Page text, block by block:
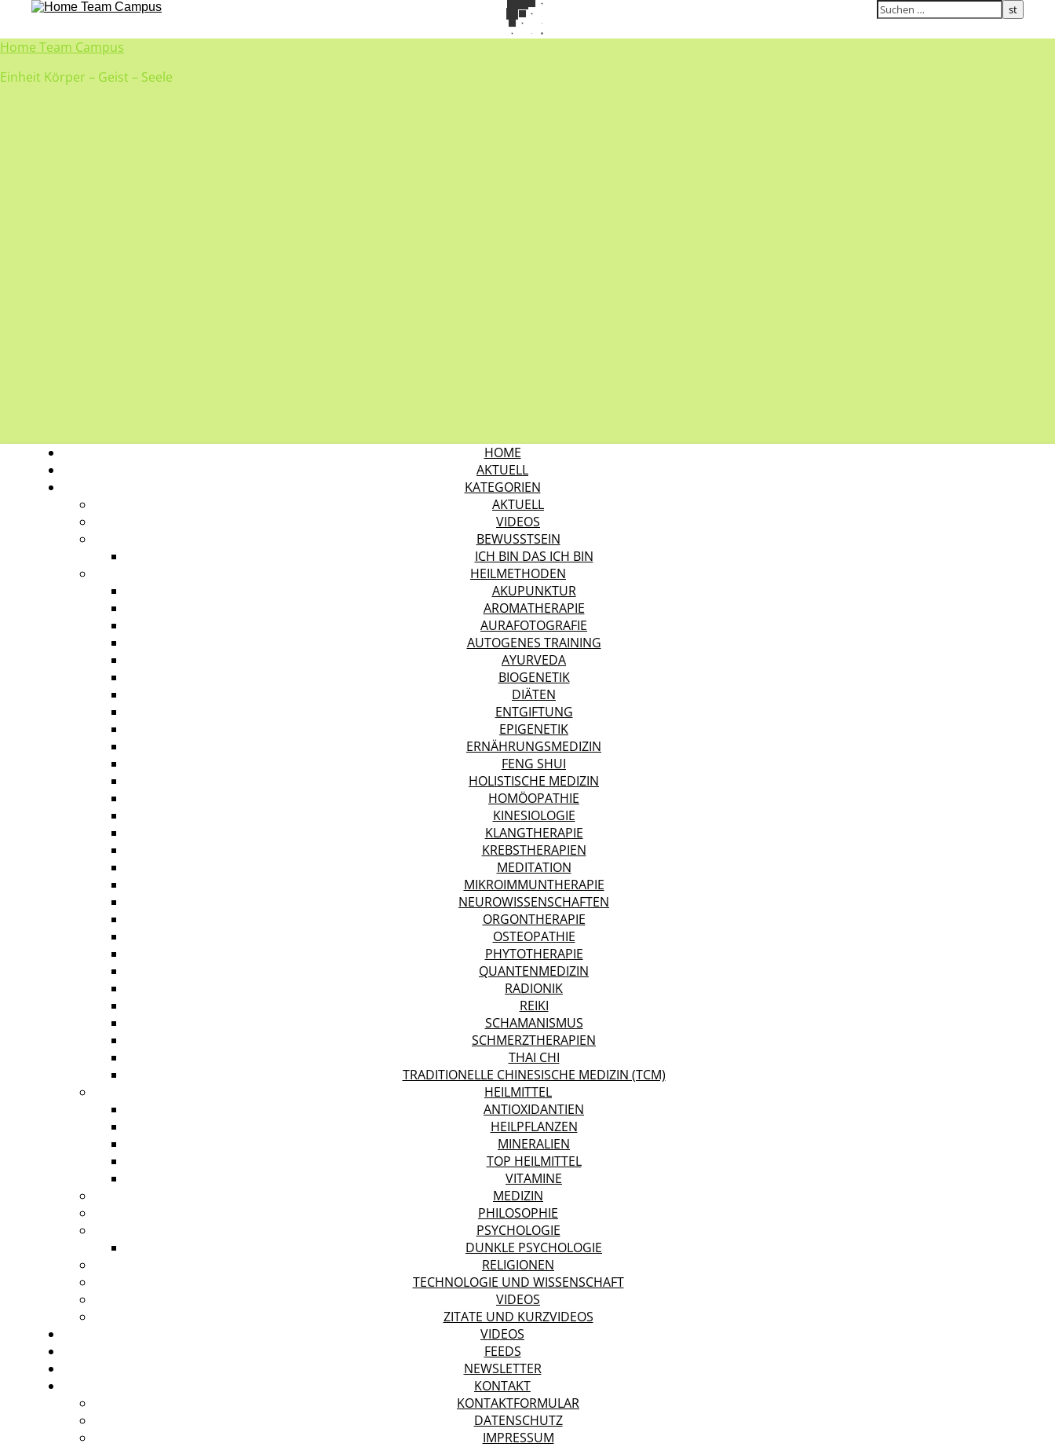
Home Team Campus
Einheit Körper – Geist – Seele
HOME
AKTUELL
KATEGORIEN
AKTUELL
VIDEOS
BEWUSSTSEIN
ICH BIN DAS ICH BIN
HEILMETHODEN
AKUPUNKTUR
AROMATHERAPIE
AURAFOTOGRAFIE
AUTOGENES TRAINING
AYURVEDA
BIOGENETIK
DIÄTEN
ENTGIFTUNG
EPIGENETIK
ERNÄHRUNGSMEDIZIN
FENG SHUI
HOLISTISCHE MEDIZIN
HOMÖOPATHIE
KINESIOLOGIE
KLANGTHERAPIE
KREBSTHERAPIEN
MEDITATION
MIKROIMMUNTHERAPIE
NEUROWISSENSCHAFTEN
ORGONTHERAPIE
OSTEOPATHIE
PHYTOTHERAPIE
QUANTENMEDIZIN
RADIONIK
REIKI
SCHAMANISMUS
SCHMERZTHERAPIEN
THAI CHI
TRADITIONELLE CHINESISCHE MEDIZIN (TCM)
HEILMITTEL
ANTIOXIDANTIEN
HEILPFLANZEN
MINERALIEN
TOP HEILMITTEL
VITAMINE
MEDIZIN
PHILOSOPHIE
PSYCHOLOGIE
DUNKLE PSYCHOLOGIE
RELIGIONEN
TECHNOLOGIE UND WISSENSCHAFT
VIDEOS
ZITATE UND KURZVIDEOS
VIDEOS
FEEDS
NEWSLETTER
KONTAKT
KONTAKTFORMULAR
DATENSCHUTZ
IMPRESSUM